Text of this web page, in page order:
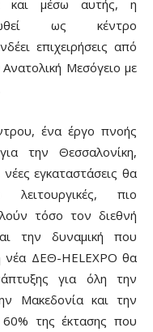
και μέσω αυτής, η
ως κέντρο
επιχειρήσεις από
Μεσόγειο με
ένα έργο πνοής
την Θεσσαλονίκη,
εγκαταστάσεις θα
πιο
τόσο τον διεθνή
την δυναμική που
νέα ΔΕΘ-HELEXPO θα
για όλη την
Μακεδονία και την
της έκτασης που